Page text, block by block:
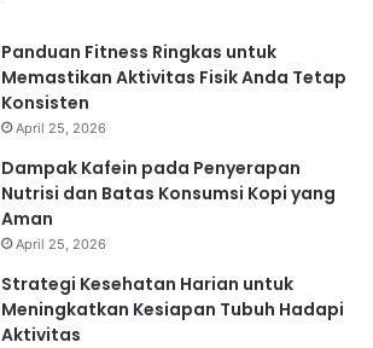
Panduan Fitness Ringkas untuk
Memastikan Aktivitas Fisik Anda Tetap
Konsisten
April 25, 2026
Dampak Kafein pada Penyerapan
Nutrisi dan Batas Konsumsi Kopi yang
Aman
April 25, 2026
Strategi Kesehatan Harian untuk
Meningkatkan Kesiapan Tubuh Hadapi
Aktivitas